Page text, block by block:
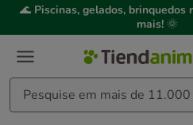
3,
mensagem,
🌊 Piscinas, gelados, brinquedos
mais! 🌞